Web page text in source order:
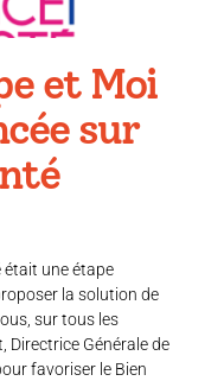
et Moi
sur
était une étape
la solution de
sur tous les
Directrice Générale de
favoriser le Bien